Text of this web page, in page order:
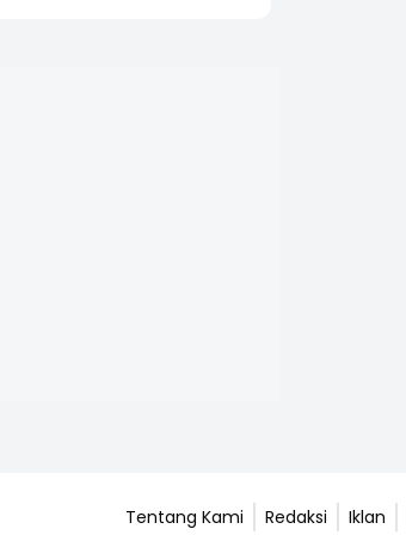
Tentang Kami Redaksi Iklan